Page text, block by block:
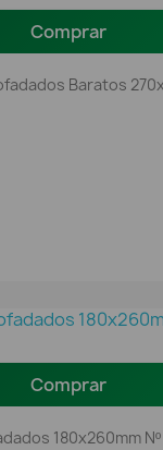
Comprar
Baratos
Comprar
180x260mm